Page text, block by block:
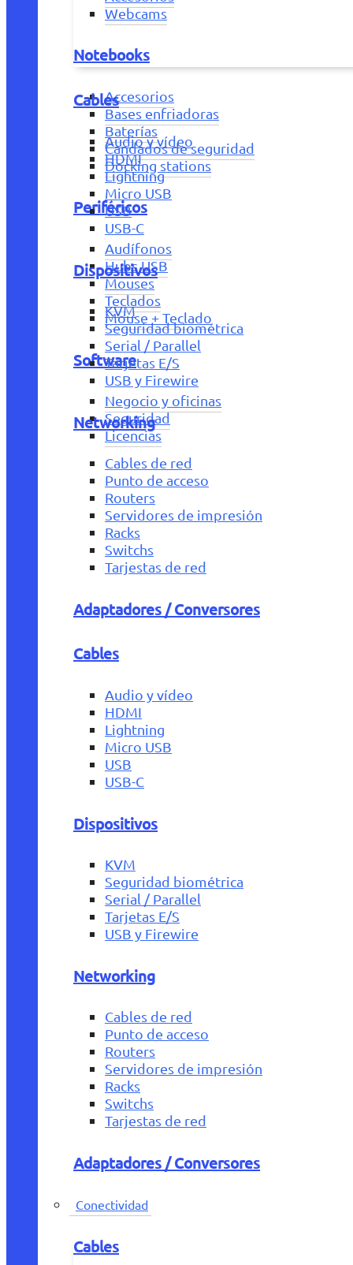
Webcams
Notebooks
Accesorios
Bases enfriadoras
Baterías
Candados de seguridad
Docking stations
Periféricos
Audífonos
Hubs USB
Mouses
Teclados
Mouse + Teclado
Software
Negocio y oficinas
Seguridad
Licencias
Cables
Audio y vídeo
HDMI
Lightning
Micro USB
USB
USB-C
Dispositivos
KVM
Seguridad biométrica
Serial / Parallel
Tarjetas E/S
USB y Firewire
Networking
Cables de red
Punto de acceso
Routers
Servidores de impresión
Racks
Switchs
Tarjestas de red
Adaptadores / Conversores
Cables
Audio y vídeo
HDMI
Lightning
Micro USB
USB
USB-C
Dispositivos
KVM
Seguridad biométrica
Serial / Parallel
Tarjetas E/S
USB y Firewire
Networking
Cables de red
Punto de acceso
Routers
Servidores de impresión
Racks
Switchs
Tarjestas de red
Adaptadores / Conversores
Conectividad
Cables